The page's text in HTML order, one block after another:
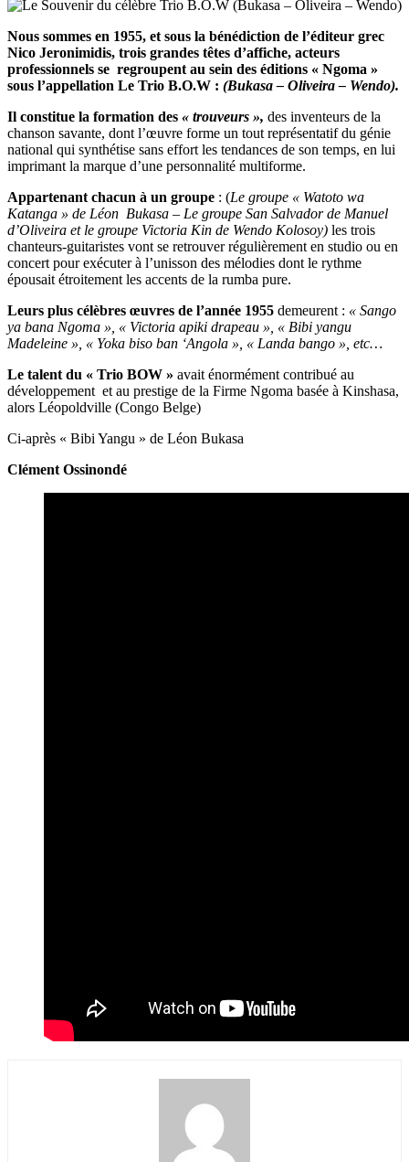
Nous sommes en 1955, et sous la bénédiction de l’éditeur grec
Nico Jeronimidis, trois grandes têtes d’affiche, acteurs
professionnels se regroupent au sein des éditions « Ngoma »
sous l’appellation Le Trio B.O.W : (Bukasa – Oliveira – Wendo).
Il constitue la formation des « trouveurs », des inventeurs de la
chanson savante, dont l’œuvre forme un tout représentatif du génie
national qui synthétise sans effort les tendances de son temps, en lui
imprimant la marque d’une personnalité multiforme.
Appartenant chacun à un groupe : (Le groupe « Watoto wa
Katanga » de Léon Bukasa – Le groupe San Salvador de Manuel
d’Oliveira et le groupe Victoria Kin de Wendo Kolosoy) les trois
chanteurs-guitaristes vont se retrouver régulièrement en studio ou en
concert pour exécuter à l’unisson des mélodies dont le rythme
épousait étroitement les accents de la rumba pure.
Leurs plus célèbres œuvres de l’année 1955 demeurent : « Sango
ya bana Ngoma », « Victoria apiki drapeau », « Bibi yangu
Madeleine », « Yoka biso ban ‘Angola », « Landa bango », etc…
Le talent du « Trio BOW » avait énormément contribué au
développement et au prestige de la Firme Ngoma basée à Kinshasa,
alors Léopoldville (Congo Belge)
Ci-après « Bibi Yangu » de Léon Bukasa
Clément Ossinondé